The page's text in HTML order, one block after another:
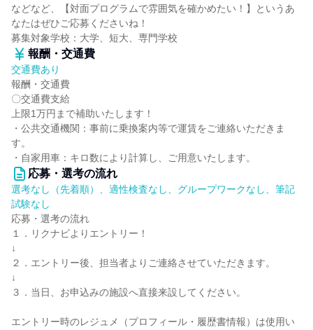
などなど、【対面プログラムで雰囲気を確かめたい！】というあ
なたはぜひご応募くださいね！
募集対象学校：大学、短大、専門学校
報酬・交通費
交通費あり
報酬・交通費
〇交通費支給
上限1万円まで補助いたします！
・公共交通機関：事前に乗換案内等で運賃をご連絡いただきま
す。
・自家用車：キロ数により計算し、ご用意いたします。
応募・選考の流れ
選考なし（先着順）、適性検査なし、グループワークなし、筆記
試験なし
応募・選考の流れ
１．リクナビよりエントリー！
↓
２．エントリー後、担当者よりご連絡させていただきます。
↓
３．当日、お申込みの施設へ直接来設してください。
エントリー時のレジュメ（プロフィール・履歴書情報）は使用い